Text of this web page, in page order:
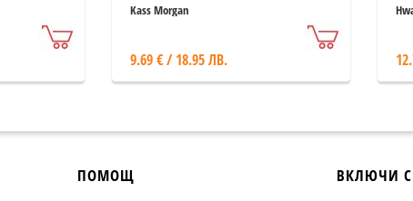
Kass Morgan
9.69 € / 18.95 ЛВ.
ПОМОЩ ВКЛЮЧИ